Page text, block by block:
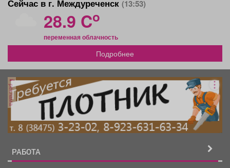
Сейчас в г. Междуреченск (13:53)
28.9 Co
переменная облачность
Подробнее
реклама
РАБОТА